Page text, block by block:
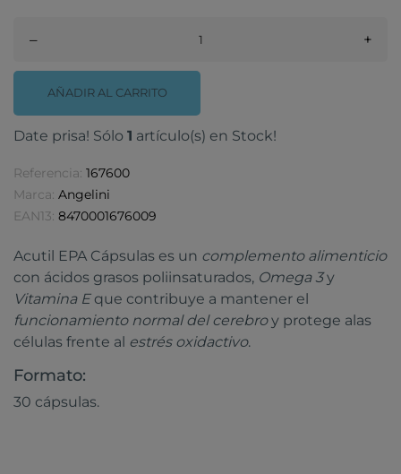
– +
AÑADIR AL CARRITO
Date prisa! Sólo 1 artículo(s) en Stock!
Referencia: 167600
Marca: Angelini
EAN13: 8470001676009
Acutil EPA Cápsulas es un complemento alimenticio
con ácidos grasos poliinsaturados, Omega 3y
Vitamina Eque contribuye a mantener el
funcionamiento normal del cerebroy protege alas
células frente al estrés oxidactivo.
Formato:
30 cápsulas.